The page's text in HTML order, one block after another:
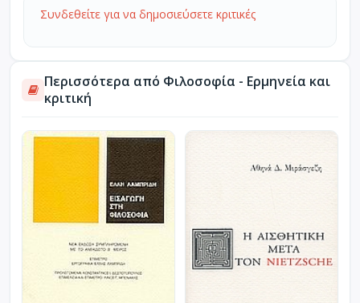
Συνδεθείτε για να δημοσιεύσετε κριτικές
Περισσότερα από Φιλοσοφία - Ερμηνεία και
κριτική